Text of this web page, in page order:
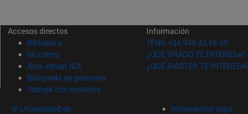
Accesos directos
Biblioteca (abre en nueva ventana)
Mi correo(abre en nueva ventana)
Aula virtual ADI (abre en nueva ventana)
Búsqueda de personas(abre en nueva ventana)
Trabaja con nosotros(abre en nueva ventana)
Información
TFNO +34 948 42 56 00
¿QUÉ GRADO TE INTERESA?
¿QUÉ MÁSTER TE
© Universidad de
Información legal